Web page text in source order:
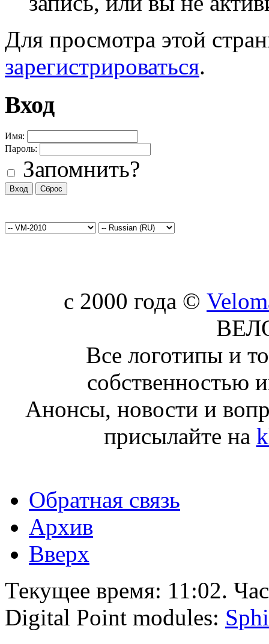
Для просмотра этой
зарегистрироваться.
Вход
Имя:
Пароль:
Запомнить?
c 2000 года ©
Все логотипы и
собственностью
Анонсы, новости и
присылайте на
Обратная связь
Архив
Вверх
Текущее время: 11:02.
Digital Point modules: